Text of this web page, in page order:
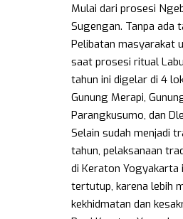
Mulai dari prosesi
Sugengan. Tanpa ada
Pelibatan masyarakat
saat prosesi ritual
tahun ini digelar di 4
Gunung Merapi,
Parangkusumo, dan
Selain sudah menjadi
tahun, pelaksanaan
di Keraton Yogyakarta
tertutup, karena lebih
kekhidmatan dan